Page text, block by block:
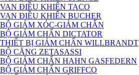
VAN ĐIỀU KHIỂN TACO
VAN ĐIỀU KHIỂN BUCHER
BỘ GIẢM XÓC-GIẢM CHẤN
BỘ GIẢM CHẤN DICTATOR
THIẾT BỊ GIẢM CHẤN WILLBRANDT
BỘ CĂNG ZETASASSI
BỘ GIẢM CHẤN HAHN GASFEDERN
BỘ GIẢM CHẤN GRIFFCO